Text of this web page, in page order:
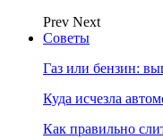
Prev Next
Советы
Газ или бензин:
Куда исчезла
Как правильно